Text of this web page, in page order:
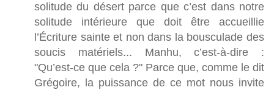
solitude du désert parce que c’est dans notre
solitude intérieure que doit être accueillie
l’Écriture sainte et non dans la bousculade des
soucis matériels... Manhu, c’est-à-dire :
"Qu’est-ce que cela ?" Parce que, comme le dit
Grégoire, la puissance de ce mot nous invite